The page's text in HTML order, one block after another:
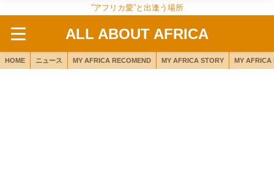
”アフリカ愛”と出逢う場所
ALL ABOUT AFRICA
HOME ニュース MY AFRICA RECOMEND MY AFRICA STORY MY AFRICA